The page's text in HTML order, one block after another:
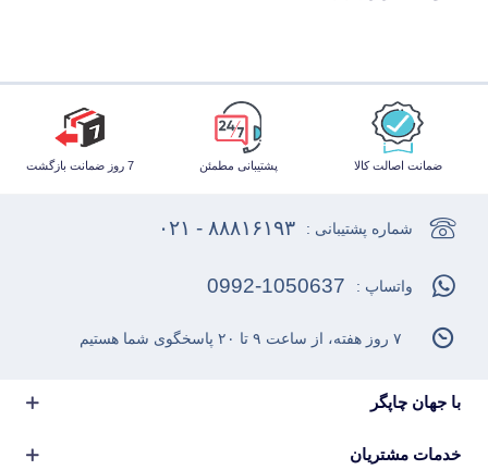
ضمانت اصالت کالا پشتیبانی مطمئن 7 روز ضمانت بازگشت
با جهان چاپگر
خدمات مشتریان
شماره پشتیبانی : ۸۸۸۱۶۱۹۳ - ۰۲۱
واتساپ : 0992-1050637
۷ روز هفته، از ساعت ۹ تا ۲۰ پاسخگوی شما هستیم